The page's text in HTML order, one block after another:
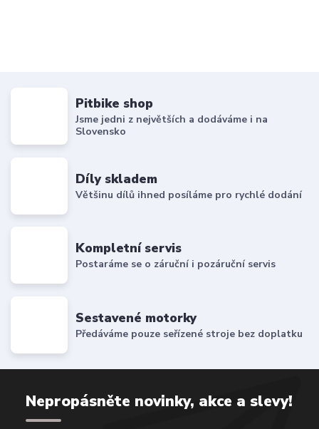
Pitbike shop
Jsme jedni z největších a dodáváme i na
Slovensko
Díly skladem
Většinu dílů ihned posíláme pro rychlé dodání
Kompletní servis
Postaráme se o záruční i pozáruční servis
Sestavené motorky
Předáváme pouze seřízené stroje bez doplatku
Nepropásněte novinky, akce a slevy!